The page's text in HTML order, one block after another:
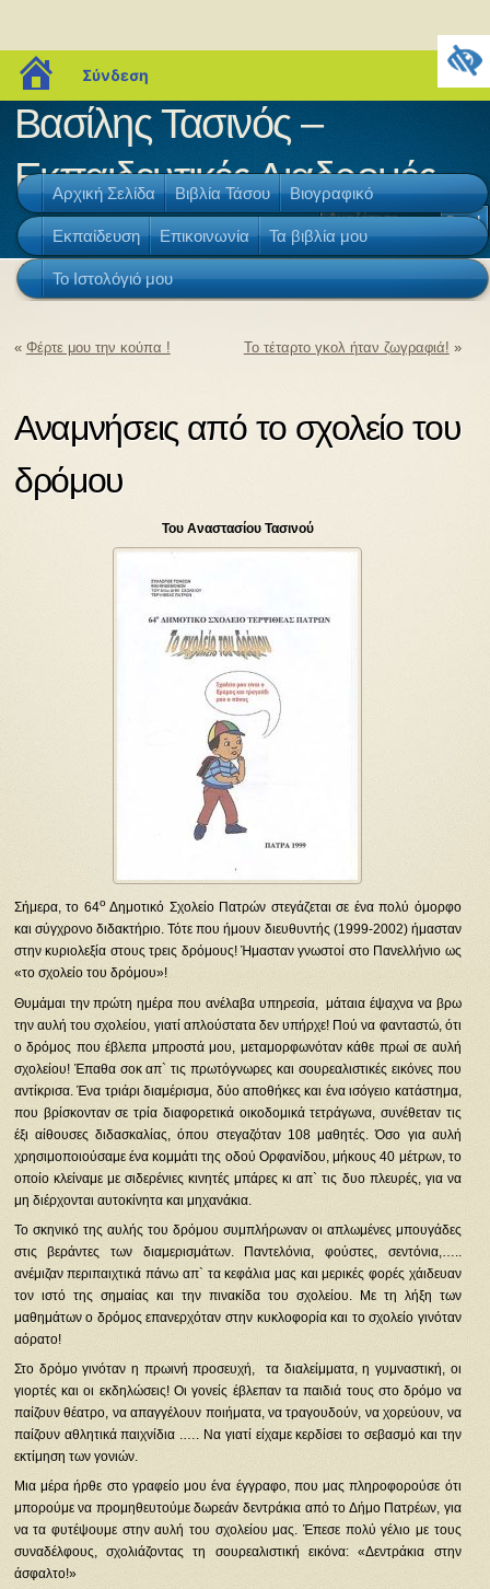
blogs.sch.gr
Σύνδεση
Βασίλης Τασινός –
Εκπαιδευτικές Διαδρομές
Αρχική Σελίδα Βιβλία Τάσου Βιογραφικό
Εκπαίδευση Επικοινωνία Τα βιβλία μου
Το Ιστολόγιό μου
« Φέρτε μου την κούπα ! Το τέταρτο γκολ ήταν ζωγραφιά! »
Αναμνήσεις από το σχολείο του
δρόμου
Του Αναστασίου Τασινού
Σήμερα, το 64οΔημοτικό Σχολείο Πατρών στεγάζεται σε ένα πολύ όμορφο
και σύγχρονο διδακτήριο. Τότε που ήμουν διευθυντής (1999-2002) ήμασταν
στην κυριολεξία στους τρεις δρόμους! Ήμασταν γνωστοί στο Πανελλήνιο ως
«το σχολείο του δρόμου»!
Θυμάμαι την πρώτη ημέρα που ανέλαβα υπηρεσία, μάταια έψαχνα να βρω
την αυλή του σχολείου, γιατί απλούστατα δεν υπήρχε! Πού να φανταστώ, ότι
ο δρόμος που έβλεπα μπροστά μου, μεταμορφωνόταν κάθε πρωί σε αυλή
σχολείου! Έπαθα σοκ απ` τις πρωτόγνωρες και σουρεαλιστικές εικόνες που
αντίκρισα. Ένα τριάρι διαμέρισμα, δύο αποθήκες και ένα ισόγειο κατάστημα,
που βρίσκονταν σε τρία διαφορετικά οικοδομικά τετράγωνα, συνέθεταν τις
έξι αίθουσες διδασκαλίας, όπου στεγαζόταν 108 μαθητές. Όσο για αυλή
χρησιμοποιούσαμε ένα κομμάτι της οδού Ορφανίδου, μήκους 40 μέτρων, το
οποίο κλείναμε με σιδερένιες κινητές μπάρες κι απ` τις δυο πλευρές, για να
μη διέρχονται αυτοκίνητα και μηχανάκια.
Το σκηνικό της αυλής του δρόμου συμπλήρωναν οι απλωμένες μπουγάδες
στις βεράντες των διαμερισμάτων. Παντελόνια, φούστες, σεντόνια,…..
ανέμιζαν περιπαιχτικά πάνω απ` τα κεφάλια μας και μερικές φορές χάιδευαν
τον ιστό της σημαίας και την πινακίδα του σχολείου. Με τη λήξη των
μαθημάτων ο δρόμος επανερχόταν στην κυκλοφορία και το σχολείο γινόταν
αόρατο!
Στο δρόμο γινόταν η πρωινή προσευχή, τα διαλείμματα, η γυμναστική, οι
γιορτές και οι εκδηλώσεις! Οι γονείς έβλεπαν τα παιδιά τους στο δρόμο να
παίζουν θέατρο, να απαγγέλουν ποιήματα, να τραγουδούν, να χορεύουν, να
παίζουν αθλητικά παιχνίδια .…. Να γιατί είχαμε κερδίσει το σεβασμό και την
εκτίμηση των γονιών.
Μια μέρα ήρθε στο γραφείο μου ένα έγγραφο, που μας πληροφορούσε ότι
μπορούμε να προμηθευτούμε δωρεάν δεντράκια από το Δήμο Πατρέων, για
να τα φυτέψουμε στην αυλή του σχολείου μας. Έπεσε πολύ γέλιο με τους
συναδέλφους, σχολιάζοντας τη σουρεαλιστική εικόνα: «Δεντράκια στην
άσφαλτο!»